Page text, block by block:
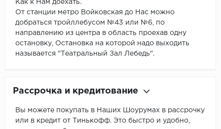
Как к Нам доехать.
От станции метро Войковская до Нас можно
добраться тройллебусом №43 или №6, по
направлению из центра в область проехав одну
остановку, Остановка на которой надо выходить
называется "Театральный Зал Лебедь".
Рассрочка и кредитование
Вы можете покупать в Наших Шоурумах в рассрочку
или в кредит от Тинькофф. Это быстро и удобно,